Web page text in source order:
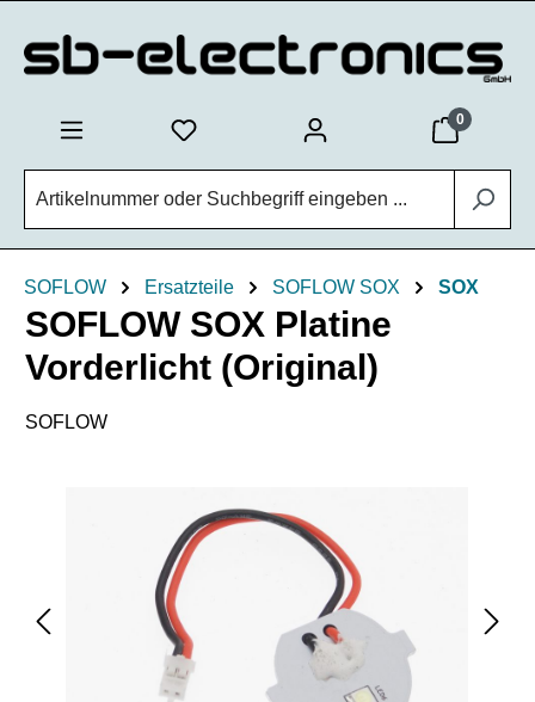
0
SOFLOW Ersatzteile SOFLOW SOX SOX
SOFLOW SOX Platine
Vorderlicht (Original)
SOFLOW